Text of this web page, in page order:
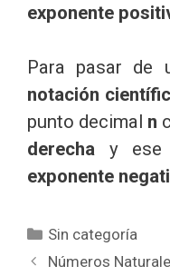
exponente
Para pasar de
notación
punto decimal n
derecha y ese
exponente
Categorías
Sin categoría
Números